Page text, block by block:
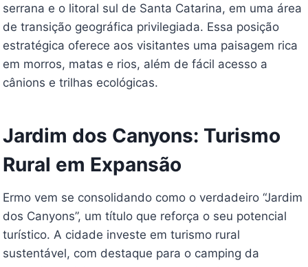
serrana e o litoral sul de Santa Catarina, em uma área
de transição geográfica privilegiada. Essa posição
estratégica oferece aos visitantes uma paisagem rica
em morros, matas e rios, além de fácil acesso a
cânions e trilhas ecológicas.
Jardim dos Canyons: Turismo
Rural em Expansão
Ermo vem se consolidando como o verdadeiro “Jardim
dos Canyons”, um título que reforça o seu potencial
turístico. A cidade investe em turismo rural
sustentável, com destaque para o camping da